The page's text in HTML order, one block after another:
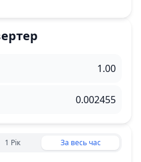
1 Рік За весь час